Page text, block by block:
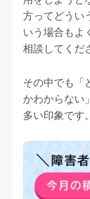
方ってどうい
いう場合もよ
相談してくだ
その中でも「
かわからない
多い印象です。